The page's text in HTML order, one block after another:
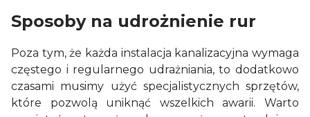
Sposoby na udrożnienie rur
Poza tym, że każda instalacja kanalizacyjna wymaga
częstego i regularnego udrażniania, to dodatkowo
czasami musimy użyć specjalistycznych sprzętów,
które pozwolą uniknąć wszelkich awarii. Warto